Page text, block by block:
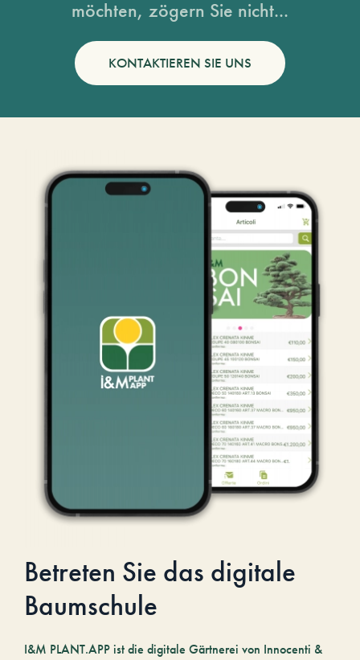
möchten, zögern Sie nicht...
KONTAKTIEREN SIE UNS
Betreten Sie das digitale
Baumschule
I&M PLANT.APP ist die digitale Gärtnerei von Innocenti &